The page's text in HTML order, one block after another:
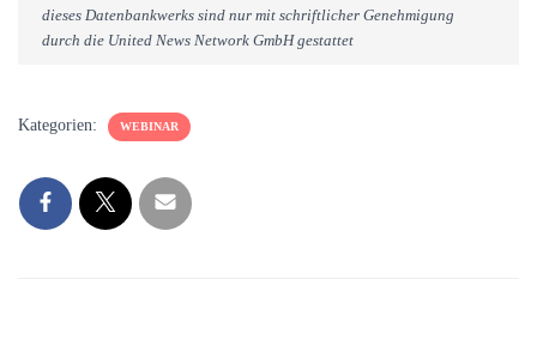
dieses Datenbankwerks sind nur mit schriftlicher Genehmigung
durch die United News Network GmbH gestattet
Kategorien: WEBINAR